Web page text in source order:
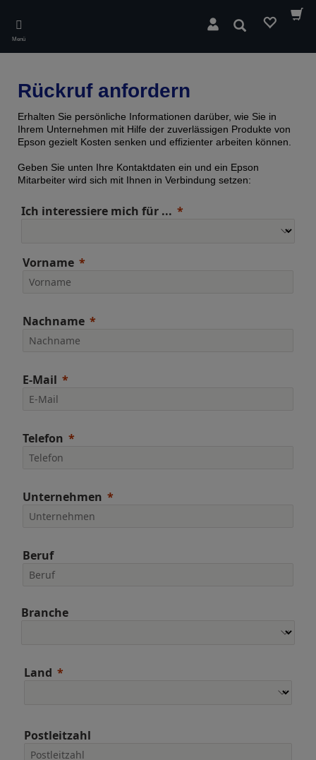
main
content
Menü
Suchen
Rückruf anfordern
Erhalten Sie persönliche Informationen darüber, wie Sie in
Ihrem Unternehmen mit Hilfe der zuverlässigen Produkte von
Epson gezielt Kosten senken und effizienter arbeiten können.
Geben Sie unten Ihre Kontaktdaten ein und ein Epson
Mitarbeiter wird sich mit Ihnen in Verbindung setzen:
Ich interessiere mich für ...
Vorname
Nachname
E-Mail
Telefon
Unternehmen
Beruf
Branche
Land
Postleitzahl